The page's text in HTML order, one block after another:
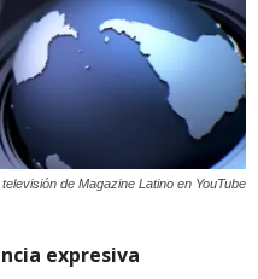
de Magazine Latino en YouTube
expresiva